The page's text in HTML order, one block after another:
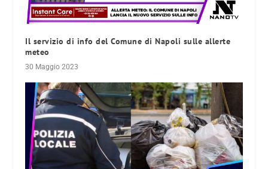
Il servizio di info del Comune di Napoli sulle allerte
meteo
30 Maggio 2023